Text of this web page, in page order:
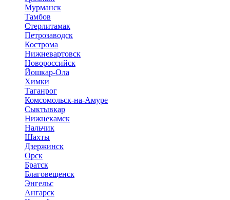
Мурманск
Тамбов
Стерлитамак
Петрозаводск
Кострома
Нижневартовск
Новороссийск
Йошкар-Ола
Химки
Таганрог
Комсомольск-на-Амуре
Сыктывкар
Нижнекамск
Нальчик
Шахты
Дзержинск
Орск
Братск
Благовещенск
Энгельс
Ангарск